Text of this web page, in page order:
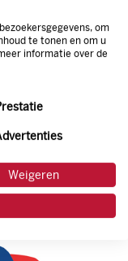
om
te tonen en om u
informatie over de
Weigeren